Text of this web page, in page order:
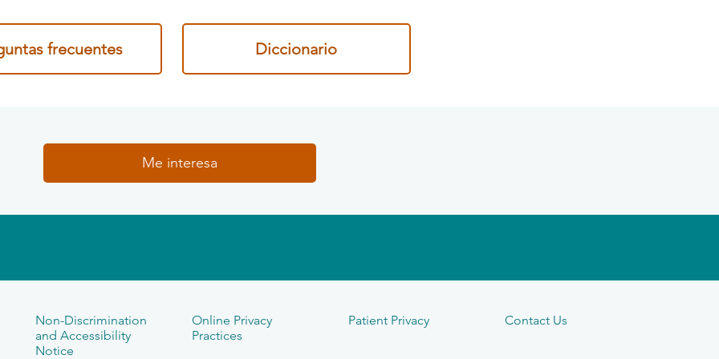
frecuentes Diccionario
Me interesa
Non-Discrimination
and Accessibility
Notice
Online Privacy
Practices
Patient Privacy Contact Us